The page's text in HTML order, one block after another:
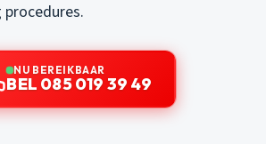
NU BEREIKBAAR
BEL 085 019 39 49